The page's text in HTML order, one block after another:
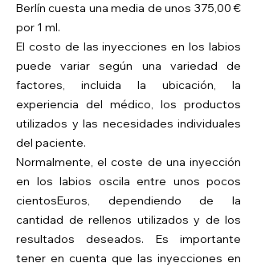
Berlín cuesta una media de unos 375,00 €
por 1 ml.
El costo de las inyecciones en los labios
puede variar según una variedad de
factores, incluida la ubicación, la
experiencia del médico, los productos
utilizados y las necesidades individuales
del paciente.
Normalmente, el coste de una inyección
en los labios oscila entre unos pocos
cientosEuros, dependiendo de la
cantidad de rellenos utilizados y de los
resultados deseados. Es importante
tener en cuenta que las inyecciones en